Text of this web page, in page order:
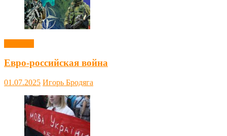
Евро-российская война
01.07.2025 Игорь Бродяга